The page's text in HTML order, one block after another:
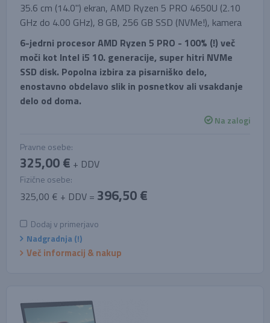
35.6 cm (14.0'') ekran, AMD Ryzen 5 PRO 4650U (2.10
GHz do 4.00 GHz), 8 GB, 256 GB SSD (NVMe!), kamera
6-jedrni procesor AMD Ryzen 5 PRO - 100% (!) več
moči kot Intel i5 10. generacije, super hitri NVMe
SSD disk. Popolna izbira za pisarniško delo,
enostavno obdelavo slik in posnetkov ali vsakdanje
delo od doma.
Na zalogi
Pravne osebe:
325,00 € + DDV
Fizične osebe:
325,00 € + DDV = 396,50 €
Dodaj v primerjavo
Nadgradnja (!)
Več informacij & nakup